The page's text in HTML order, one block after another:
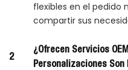
flexibles en el pedido
compartir sus
2
¿Ofrecen Servicios
Personalizaciones Son